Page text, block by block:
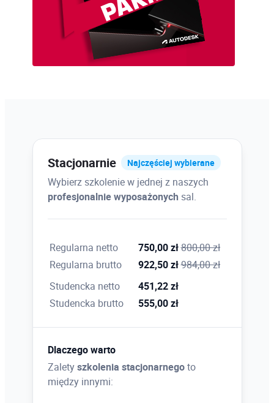
kopiowanie lustrzane; rozciąganie obiektów
Obiekty tekstowe i ich style
tekstów; znaki specjalne i ich kody; obiekty
tekstowe a skala wydruku
wymiary dla okręgów i łuków; odnośniki z
opisami; tworzenie styli wymiarowania;
Kreskowanie
Rodzaje i typy kreskowania; określanie obwiedni
kreskowania; modyfikowanie kreskowania i
kopiowanie jego cech
Stacjonarnie Najczęściej wybierane
Wybierz szkolenie w jednej z naszych
profesjonalnie wyposażonych sal.
Regularna netto 750,00 zł800,00 zł
Regularna brutto
922,50 zł984,00 zł
Studencka netto
451,22 zł
Studencka brutto
555,00 zł
Dlaczego warto
Zaletyszkolenia stacjonarnegoto
między innymi: